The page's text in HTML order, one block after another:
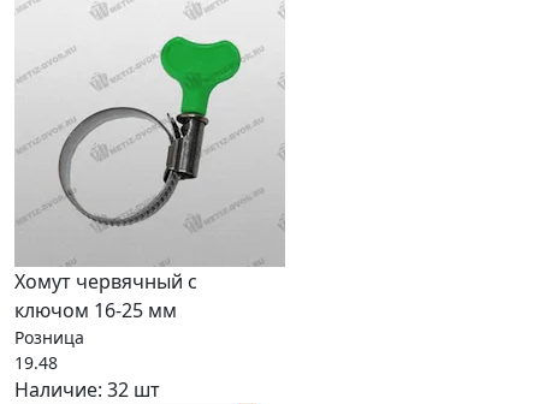
Хомут червячный с
ключом 16-25 мм
Розница
19.48
Наличие: 32 шт